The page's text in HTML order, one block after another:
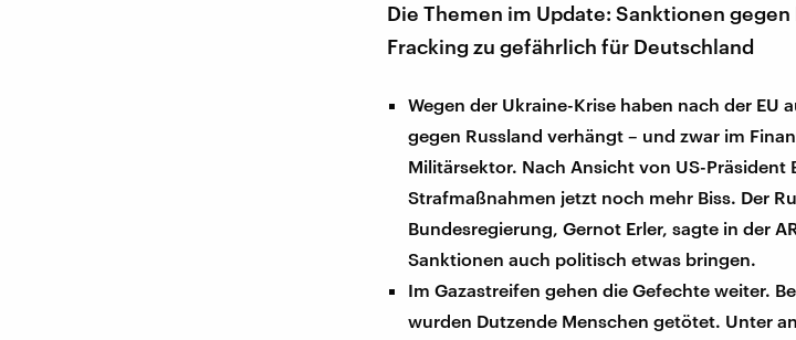
Die Themen im Update: Sanktionen gegen
Fracking zu gefährlich für Deutschland
Wegen der Ukraine-Krise haben nach der EU
gegen Russland verhängt – und zwar im
Militärsektor. Nach Ansicht von US-Präsident
Strafmaßnahmen jetzt noch mehr Biss. Der
Bundesregierung, Gernot Erler, sagte in der
Sanktionen auch politisch etwas bringen.
Im Gazastreifen gehen die Gefechte weiter.
wurden Dutzende Menschen getötet. Unter